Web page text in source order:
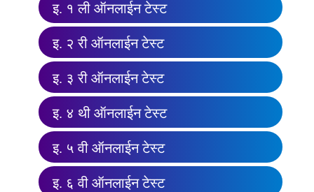
इ. १ ली ऑनलाईन टेस्ट
इ. २ री ऑनलाईन टेस्ट
इ. ३ री ऑनलाईन टेस्ट
इ. ४ थी ऑनलाईन टेस्ट
इ. ५ वी ऑनलाईन टेस्ट
इ. ६ वी ऑनलाईन टेस्ट